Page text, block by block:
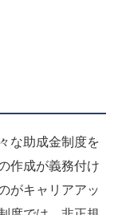
な助成金制度を
作成が義務付け
がキャリアアッ